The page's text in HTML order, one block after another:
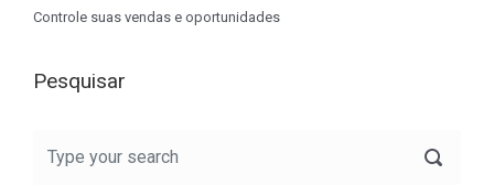
Controle suas vendas e oportunidades
Pesquisar